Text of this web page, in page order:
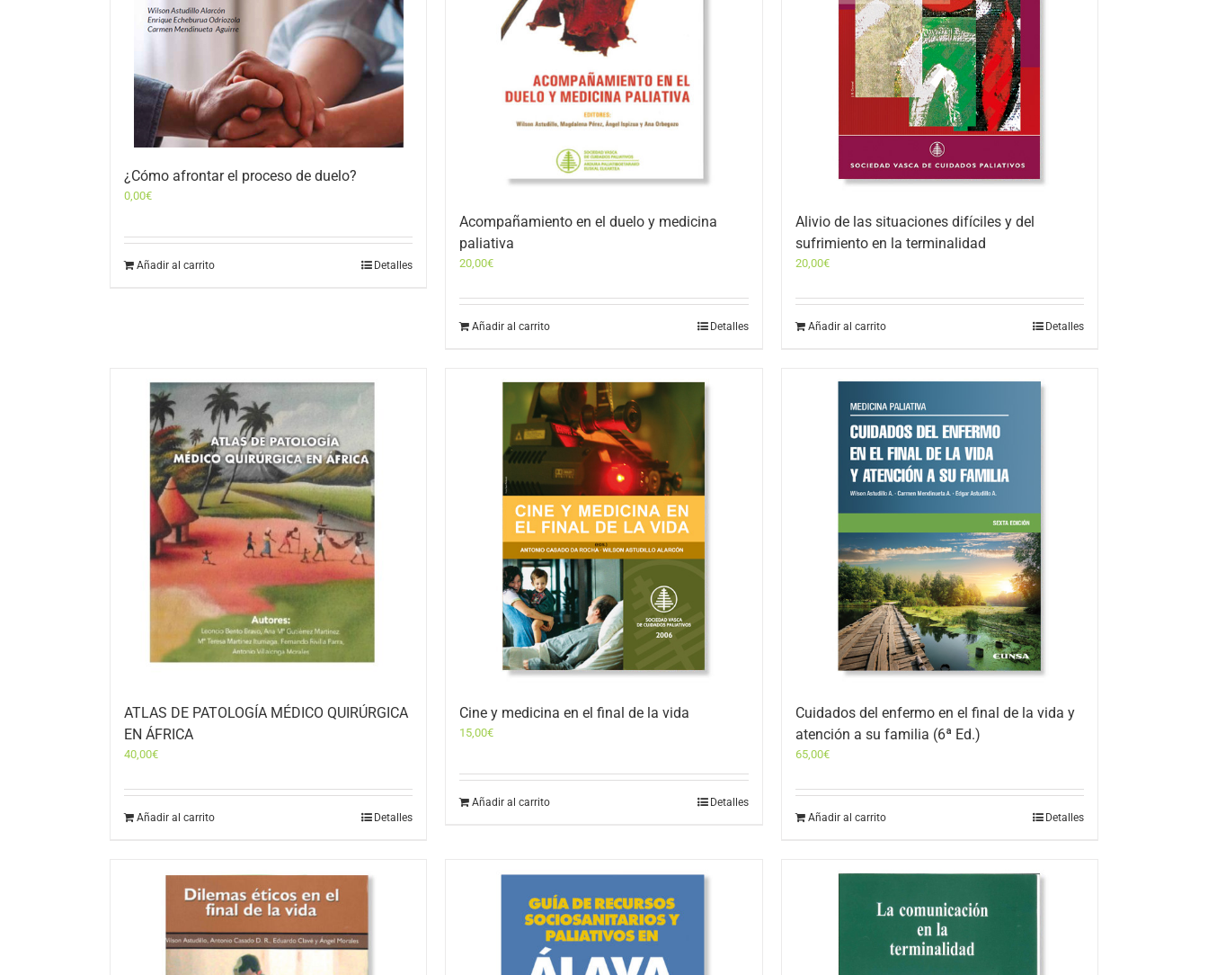
¿Cómo afrontar el proceso de duelo?
0,00€
Añadir al carrito Detalles
Acompañamiento en el duelo y medicina
paliativa
20,00€
Añadir al carrito Detalles
Alivio de las situaciones difíciles y del
sufrimiento en la terminalidad
20,00€
Añadir al carrito Detalles
ATLAS DE PATOLOGÍA MÉDICO QUIRÚRGICA
EN ÁFRICA
40,00€
Añadir al carrito Detalles
Cine y medicina en el final de la vida
15,00€
Añadir al carrito Detalles
Cuidados del enfermo en el final de la vida y
atención a su familia (6ª Ed.)
65,00€
Añadir al carrito Detalles